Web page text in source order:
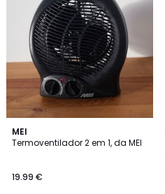
MEI
Termoventilador 2 em 1, da MEI
19.99 €